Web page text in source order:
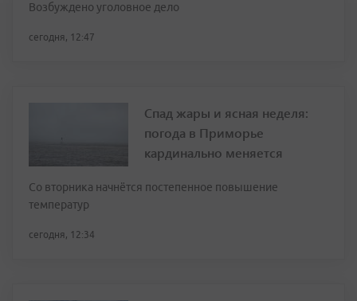
Возбуждено уголовное дело
сегодня, 12:47
Спад жары и ясная неделя:
погода в Приморье
кардинально меняется
Со вторника начнётся постепенное повышение
температур
сегодня, 12:34